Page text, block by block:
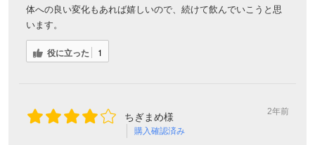
体への良い変化もあれば嬉しいので、続けて飲んでいこうと思
います。
役に立った 1
ちぎまめ様
購入確認済み
2年前